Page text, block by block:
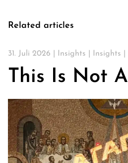
Related articles
31. Juli 2026 | Insights Insights